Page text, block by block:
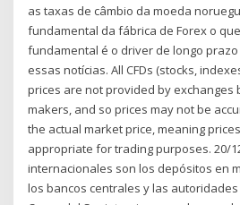
as taxas de câmbio da moeda
fundamental da fábrica de Forex o
fundamental é o driver de longo
essas notícias. All CFDs (stocks,
prices are not provided by exchanges
makers, and so prices may not be
the actual market price, meaning
appropriate for trading purposes. 20/
internacionales son los depósitos en
los bancos centrales y las